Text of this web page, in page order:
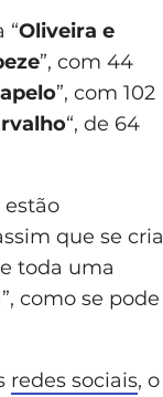
“Oliveira e
”, com 44
”, com 102
“, de 64
estão
que se cria
toda uma
como se pode
redes sociais, o